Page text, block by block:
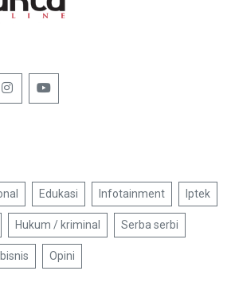
Edukasi Infotainment Iptek
Hukum / kriminal Serba serbi
Opini